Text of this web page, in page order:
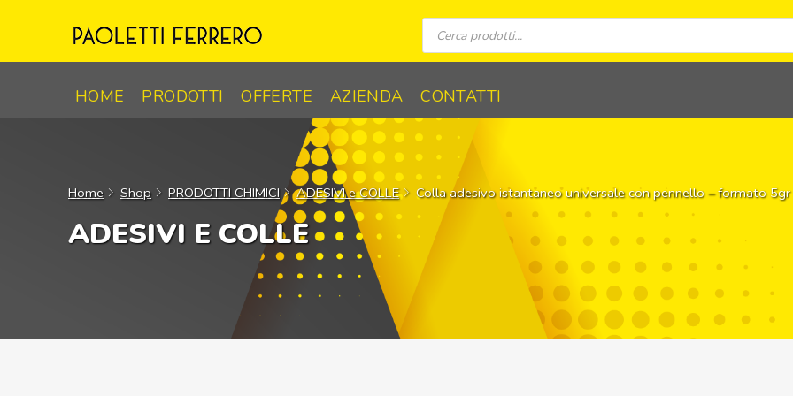
Ricerca
prodotti
HOME PRODOTTI OFFERTE AZIENDA CONTATTI
Home Shop PRODOTTI CHIMICI ADESIVI e COLLE Colla adesivo istantaneo universale con pennello – formato 5gr
ADESIVI E COLLE